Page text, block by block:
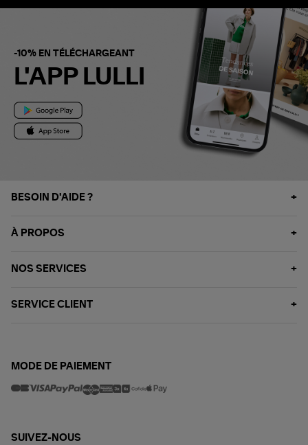
-10% EN TÉLÉCHARGEANT
L'APP LULLI
BESOIN D'AIDE ?
À PROPOS
NOS SERVICES
SERVICE CLIENT
MODE DE PAIEMENT
SUIVEZ-NOUS